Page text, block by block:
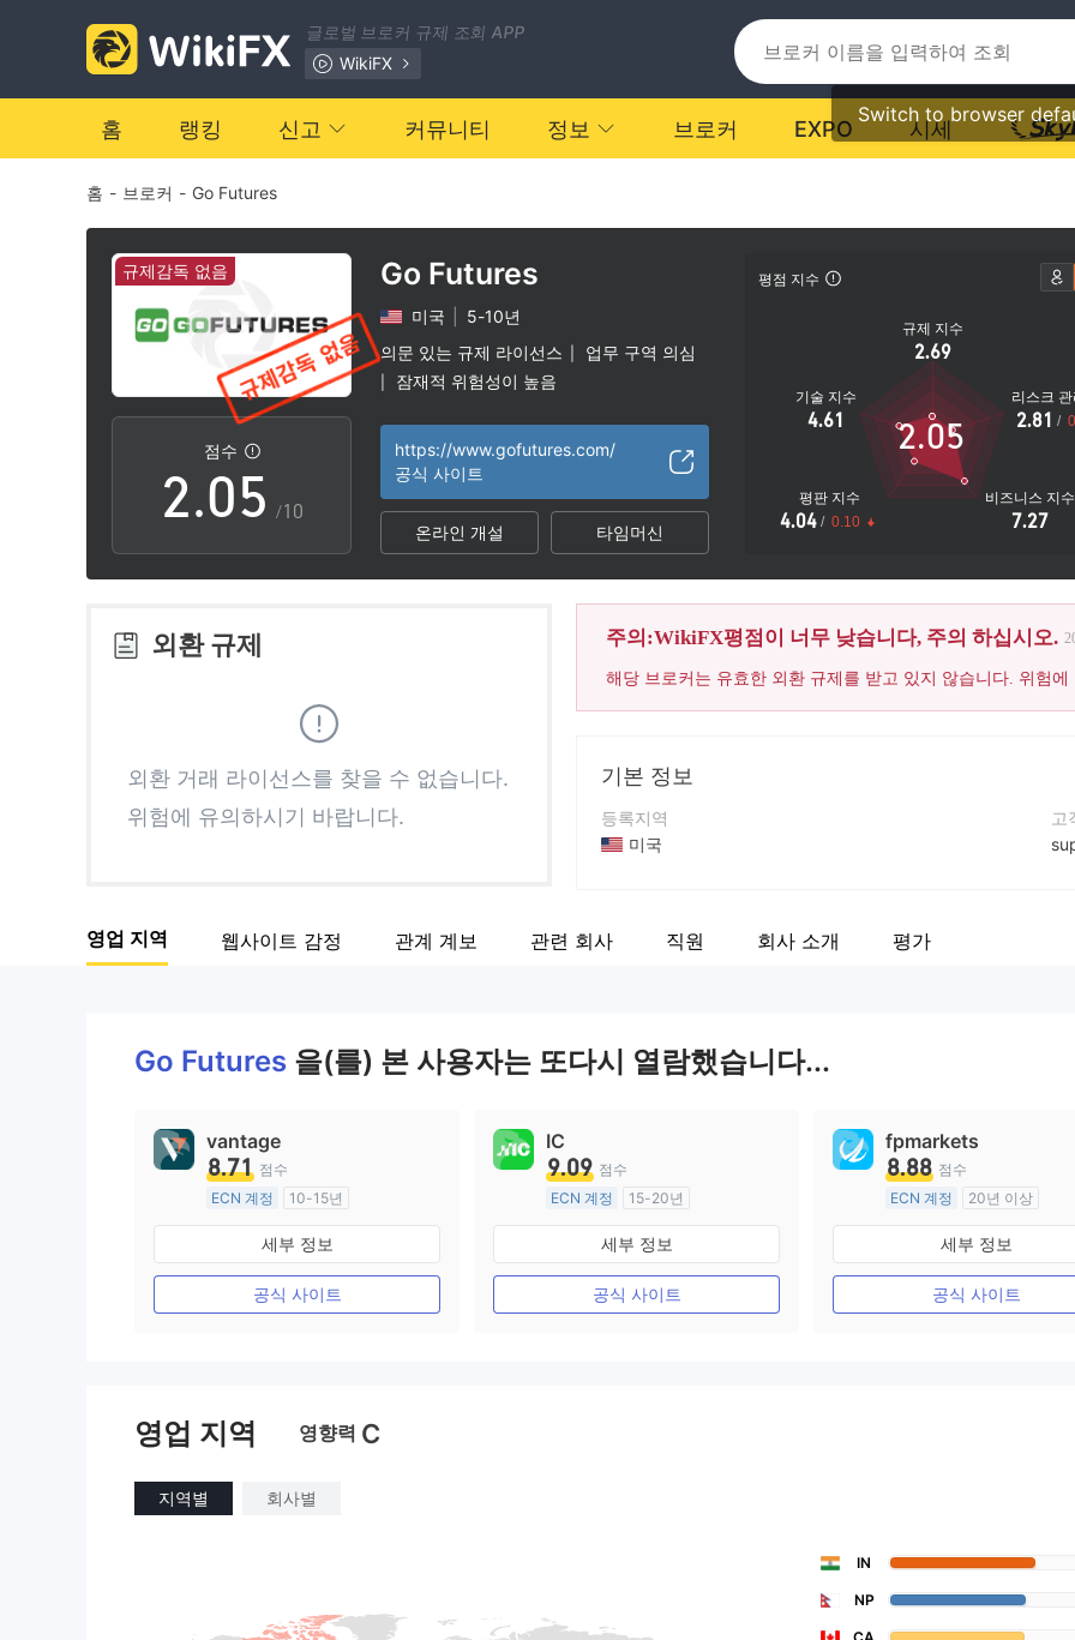
글로벌 브로커 규제 조회 APP
WikiFX
Switch to browser
홈 랭킹 신고 커뮤니티 정보 브로커 EXPO 시세
홈 - 브로커 - Go Futures
규제감독 없음
점수
0
1
2
3
4
6
7
8
9
.0
1
2
4
5
6
8
9
0
1
3
4
5
6
7
9
/10
Go Futures
미국
5-10년
의문 있는 규제 라이선스
업무 구역 의심
잠재적 위험성이 높음
https://www.gofutures.com/
공식 사이트
온라인 개설 타임머신
평점 지수
규제 지수
2.69
기술 지수
4.61
평판 지수
4.04 / 0.10
비즈니스 지수
7.27
리스크
2.81 /
2.05
외환 규제
외환 거래 라이선스를 찾을 수 없습니다.
위험에 유의하시기 바랍니다.
주의:WikiFX평점이 너무 낮습니다, 주의 하십시오.
해당 브로커는 유효한 외환 규제를 받고 있지 않습니다. 위험에
기본 정보
등록지역
미국
회사 전체 이름
고
영업 지역 웹사이트 감정 관계 계보 관련 회사 직원 회사 소개 평가
Go Futures 을(를) 본 사용자는 또다시 열람했습니다...
vantage
8.71 점수
ECN 계정
10-15년
호주 규제
외환 거래 라이선스 (MM)
마스터 레이블 MT4
세부 정보
공식 사이트
IC
9.09 점수
ECN 계정
15-20년
호주 규제
외환 거래 라이선스 (MM)
마스터 레이블 MT4
세부 정보
공식 사이트
fpmarkets
8.88 점수
ECN 계정
20년 이상
호주 규제
외환 거래 라이선스 (MM)
마스터 레이블 MT4
세부 정보
공식 사이트
영업 지역 영향력 C
지역별 회사별
IN
NP